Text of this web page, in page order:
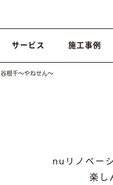
サービス 施工事例
谷根千〜やねせん〜
nuリノベー
楽し